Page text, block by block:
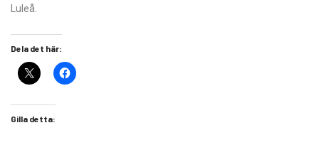
Luleå.
Dela det här:
Gilla detta: